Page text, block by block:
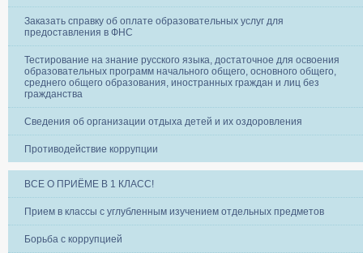
Заказать справку об оплате образовательных услуг для
предоставления в ФНС
Тестирование на знание русского языка, достаточное для освоения
образовательных программ начального общего, основного общего,
среднего общего образования, иностранных граждан и лиц без
гражданства
Сведения об организации отдыха детей и их оздоровления
Противодействие коррупции
ВСЕ О ПРИЁМЕ В 1 КЛАСС!
Прием в классы с углубленным изучением отдельных предметов
Борьба с коррупцией